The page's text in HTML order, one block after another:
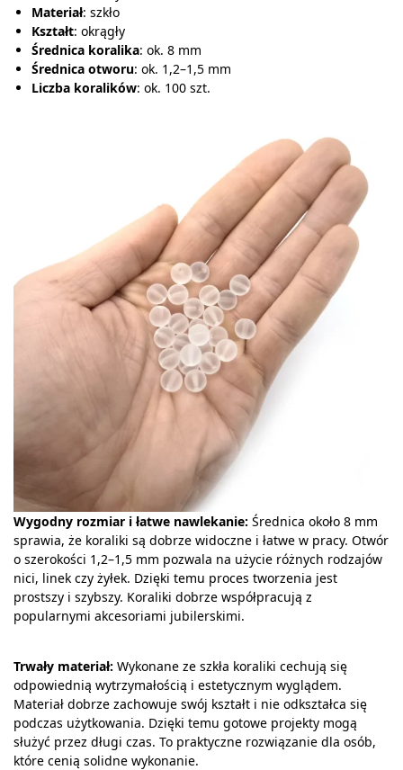
Materiał: szkło
Kształt: okrągły
Średnica koralika: ok. 8 mm
Średnica otworu: ok. 1,2–1,5 mm
Liczba koralików: ok. 100 szt.
Wygodny rozmiar i łatwe nawlekanie: Średnica około 8 mm
sprawia, że koraliki są dobrze widoczne i łatwe w pracy. Otwór
o szerokości 1,2–1,5 mm pozwala na użycie różnych rodzajów
nici, linek czy żyłek. Dzięki temu proces tworzenia jest
prostszy i szybszy. Koraliki dobrze współpracują z
popularnymi akcesoriami jubilerskimi.
Trwały materiał: Wykonane ze szkła koraliki cechują się
odpowiednią wytrzymałością i estetycznym wyglądem.
Materiał dobrze zachowuje swój kształt i nie odkształca się
podczas użytkowania. Dzięki temu gotowe projekty mogą
służyć przez długi czas. To praktyczne rozwiązanie dla osób,
które cenią solidne wykonanie.